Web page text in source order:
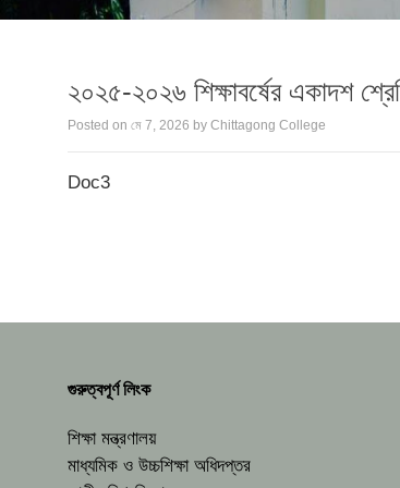
২০২৫-২০২৬ শিক্ষাবর্ষের একাদশ
Posted on মে 7, 2026 by Chittagong College
Doc3
গুরুত্বপূর্ণ লিংক
শিক্ষা মন্ত্রণালয়
মাধ্যমিক ও উচ্চশিক্ষা অধিদপ্তর